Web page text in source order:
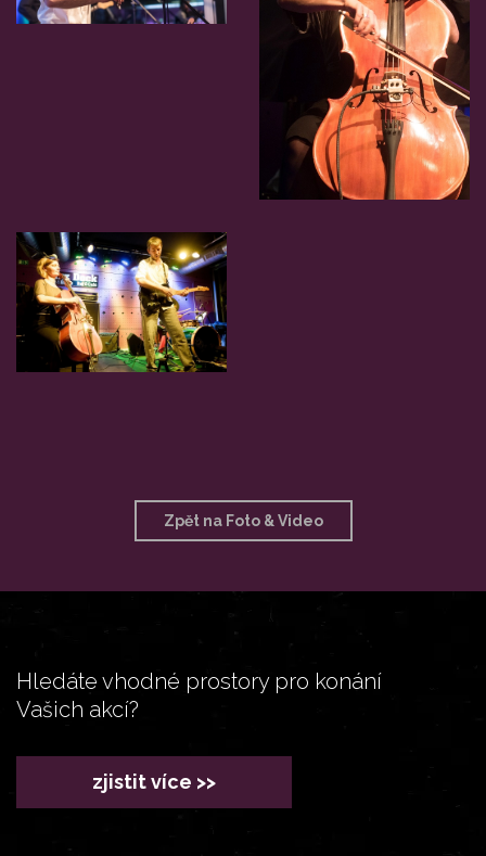
Zpět na Foto & Video
Hledáte vhodné prostory pro konání
Vašich akcí?
zjistit více >>